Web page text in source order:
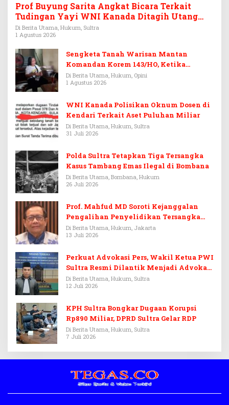
Prof Buyung Sarita Angkat Bicara Terkait
Tudingan Yayi WNI Kanada Ditagih Utang
Rp3,6 Miliar
Di Berita Utama, Hukum, Sultra
1 Agustus 2026
Sengketa Tanah Warisan Mantan
Komandan Korem 143/HO, Ketika
Warisan Menjadi Arena Pemerasan
Di Berita Utama, Hukum, Opini
1 Agustus 2026
WNI Kanada Polisikan Oknum Dosen di
Kendari Terkait Aset Puluhan Miliar
Di Berita Utama, Hukum, Sultra
31 Juli 2026
Polda Sultra Tetapkan Tiga Tersangka
Kasus Tambang Emas Ilegal di Bombana
Di Berita Utama, Bombana, Hukum
26 Juli 2026
Prof. Mahfud MD Soroti Kejanggalan
Pengalihan Penyelidikan Tersangka
Febrie Adriansyah
Di Berita Utama, Hukum, Jakarta
13 Juli 2026
Perkuat Advokasi Pers, Wakil Ketua PWI
Sultra Resmi Dilantik Menjadi Advokat
PERADI
Di Berita Utama, Hukum, Sultra
12 Juli 2026
KPH Sultra Bongkar Dugaan Korupsi
Rp890 Miliar, DPRD Sultra Gelar RDP
Di Berita Utama, Hukum, Sultra
7 Juli 2026